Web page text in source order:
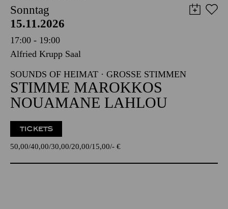
Sonntag
15.11.2026
17:00 - 19:00
Alfried Krupp Saal
SOUNDS OF HEIMAT · GROSSE STIMMEN
STIMME MAROKKOS
NOUAMANE LAHLOU
TICKETS
50,00 40,00 30,00 20,00 15,00 - €